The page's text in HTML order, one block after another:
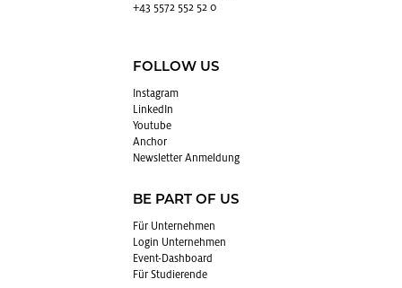
+43 5572 552 52 0
FOLLOW US
In­sta­gram
Lin­kedIn
You­tube
An­chor
News­let­ter An­mel­dung
BE PART OF US
Für Un­ter­neh­men
Login Un­ter­neh­men
Event-Da­sh­board
Für Stu­die­ren­de